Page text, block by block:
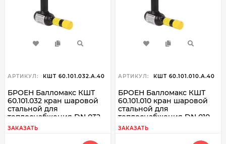
АРТИКУЛ: КШТ 60.101.032.А.40
БРОЕН Балломакс КШТ
60.101.032 кран шаровой
стальной для
теплоснабжения DN 032
PN 40 резьба вн./свар
ЗАКАЗАТЬ
АРТИКУЛ: КШТ 60.101.010.А.40
БРОЕН Балломакс КШТ
60.101.010 кран шаровой
стальной для
теплоснабжения DN 010
PN 40 резьба вн./свар
ЗАКАЗАТЬ